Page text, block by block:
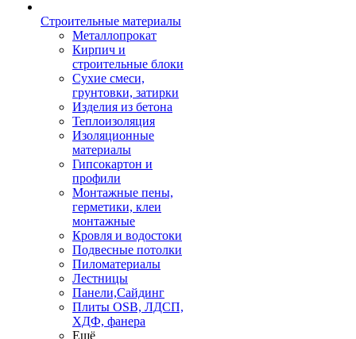
Строительные материалы
Металлопрокат
Кирпич и
строительные блоки
Сухие смеси,
грунтовки, затирки
Изделия из бетона
Теплоизоляция
Изоляционные
материалы
Гипсокартон и
профили
Монтажные пены,
герметики, клеи
монтажные
Кровля и водостоки
Подвесные потолки
Пиломатериалы
Лестницы
Панели,Сайдинг
Плиты OSB, ЛДСП,
ХДФ, фанера
Ещё